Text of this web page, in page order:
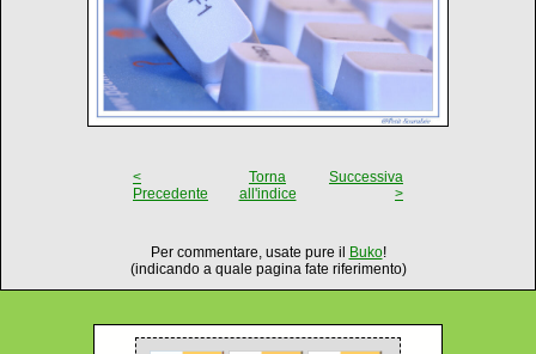
<
Precedente
Torna
all'indice
Successiva
>
Per commentare, usate pure il Buko!
(indicando a quale pagina fate riferimento)